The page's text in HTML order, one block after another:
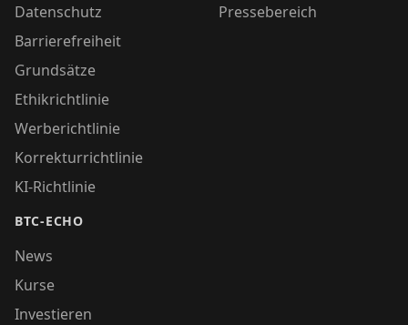
Datenschutz
Barrierefreiheit
Grundsätze
Ethikrichtlinie
Werberichtlinie
Korrekturrichtlinie
KI-Richtlinie
BTC-ECHO
News
Kurse
Investieren
Pressebereich